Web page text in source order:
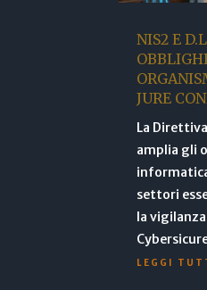
NIS2 E
JURE
La
amplia gli
settori
la
LEGGI